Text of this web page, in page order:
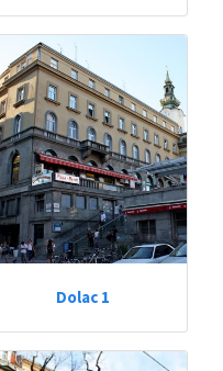
Dolac 1